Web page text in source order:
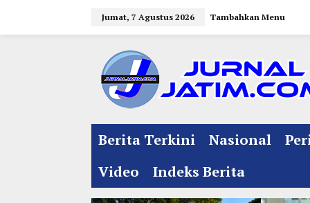
Jumat, 7 Agustus 2026 Tambahkan Menu
Berita Terkini Nasional
Video
Indeks Berita